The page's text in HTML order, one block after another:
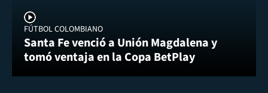
FÚTBOL COLOMBIANO
Santa Fe venció a Unión Magdalena y
tomó ventaja en la Copa BetPlay